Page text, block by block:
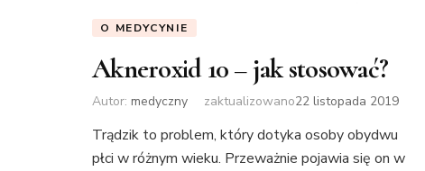
O MEDYCYNIE
Akneroxid 10 – jak stosować?
Autor: medyczny zaktualizowano22 listopada 2019
Trądzik to problem, który dotyka osoby obydwu
płci w różnym wieku. Przeważnie pojawia się on w